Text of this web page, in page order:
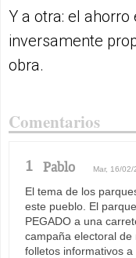
Y a otra: el
inversamente
obra.
Comentarios
1 Pablo Mar, 16/
El tema de los
este pueblo. El
PEGADO a una
campaña electoral
folletos informativos